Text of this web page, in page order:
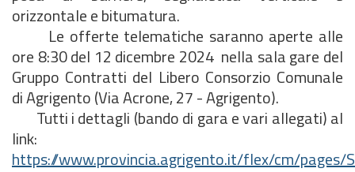
orizzontale e bitumatura.
Le offerte telematiche saranno aperte alle
ore 8:30 del 12 dicembre 2024 nella sala gare del
Gruppo Contratti del Libero Consorzio Comunale
di Agrigento (Via Acrone, 27 - Agrigento).
Tutti i dettagli (bando di gara e vari allegati) al
link:
https://www.provincia.agrigento.it/flex/cm/pages/